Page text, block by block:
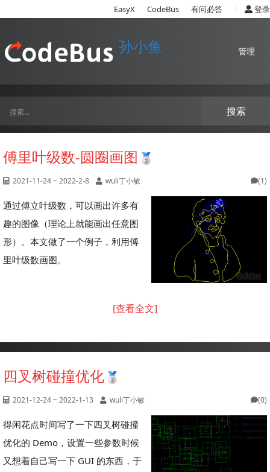
EasyX CodeBus 有问必答 登录
孙小鱼 管理
傅里叶级数-圆圈画图
2021-11-24 ~ 2022-2-8 wuli丁小敏 (1)
通过傅立叶级数，可以画出许多有
趣的图像（理论上就能画出任意图
形）。本文做了一个例子，利用傅
里叶级数画图。
[查看全文]
四叉树碰撞优化
2021-12-24 ~ 2022-1-13 wuli丁小敏 (0)
得闲花点时间写了一下四叉树碰撞
优化的 Demo，设置一些参数时候
又想着自己写一下 GUI 的东西，于
搜索